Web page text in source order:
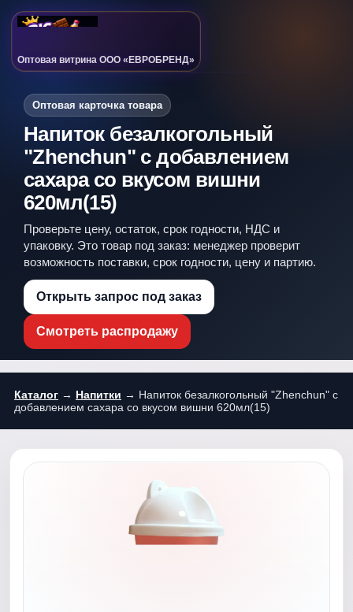
Оптовая витрина ООО «ЕВРОБРЕНД»
Оптовая карточка товара
Напиток безалкогольный
"Zhenchun" с добавлением
сахара со вкусом вишни
620мл(15)
Проверьте цену, остаток, срок годности, НДС и
упаковку. Это товар под заказ: менеджер проверит
возможность поставки, срок годности, цену и партию.
Открыть запрос под заказ
Смотреть распродажу
Каталог → Напитки → Напиток безалкогольный "Zhenchun" с
добавлением сахара со вкусом вишни 620мл(15)